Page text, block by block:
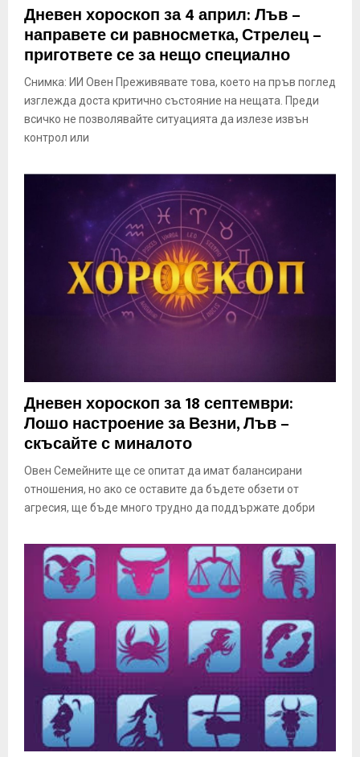
Дневен хороскоп за 4 април: Лъв –
направете си равносметка, Стрелец –
пригответе се за нещо специално
Снимка: ИИ Овен Преживявате това, което на пръв поглед
изглежда доста критично състояние на нещата. Преди
всичко не позволявайте ситуацията да излезе извън
контрол или
Дневен хороскоп за 18 септември:
Лошо настроение за Везни, Лъв –
скъсайте с миналото
Овен Семейните ще се опитат да имат балансирани
отношения, но ако се оставите да бъдете обзети от
агресия, ще бъде много трудно да поддържате добри